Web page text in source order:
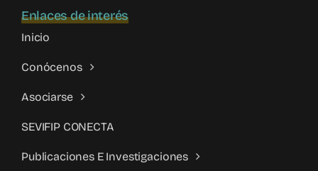
Enlaces de interés
Inicio
Conócenos
Asociarse
SEVIFIP CONECTA
Publicaciones E Investigaciones